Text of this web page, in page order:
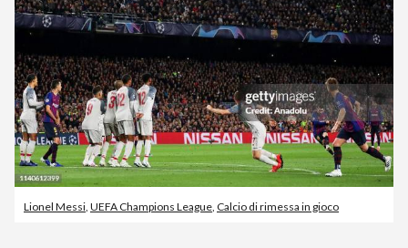
Lionel Messi UEFA Champions League Calcio di rimessa in gioco